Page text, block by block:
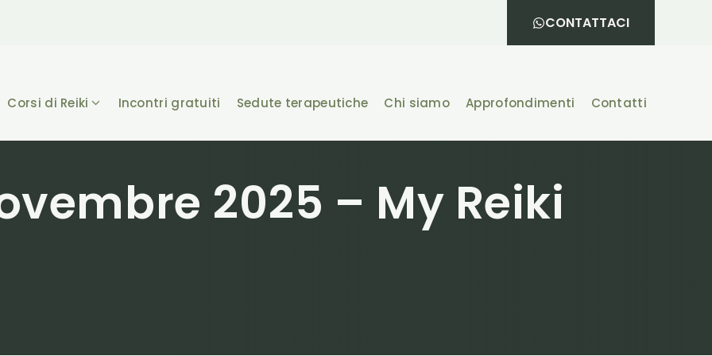
CONTATTACI
Corsi di Reiki Incontri gratuiti Sedute terapeutiche Chi siamo Approfondimenti Contatti
2025 – My Reiki